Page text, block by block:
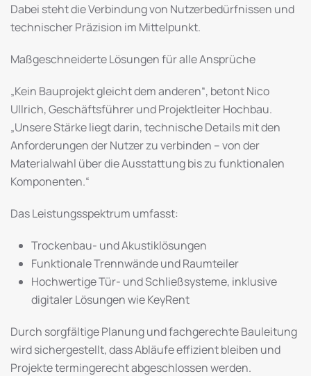
Dabei steht die Verbindung von Nutzerbedürfnissen und
technischer Präzision im Mittelpunkt.
Maßgeschneiderte Lösungen für alle Ansprüche
„Kein Bauprojekt gleicht dem anderen“, betont Nico
Ullrich, Geschäftsführer und Projektleiter Hochbau.
„Unsere Stärke liegt darin, technische Details mit den
Anforderungen der Nutzer zu verbinden – von der
Materialwahl über die Ausstattung bis zu funktionalen
Komponenten.“
Das Leistungsspektrum umfasst:
Trockenbau- und Akustiklösungen
Funktionale Trennwände und Raumteiler
Hochwertige Tür- und Schließsysteme, inklusive
digitaler Lösungen wie KeyRent
Durch sorgfältige Planung und fachgerechte Bauleitung
wird sichergestellt, dass Abläufe effizient bleiben und
Projekte termingerecht abgeschlossen werden.